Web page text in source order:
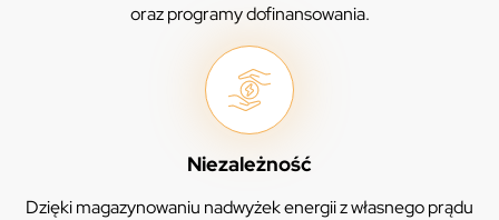
oraz programy dofinansowania.
Niezależność
Dzięki magazynowaniu nadwyżek energii z własnego prądu